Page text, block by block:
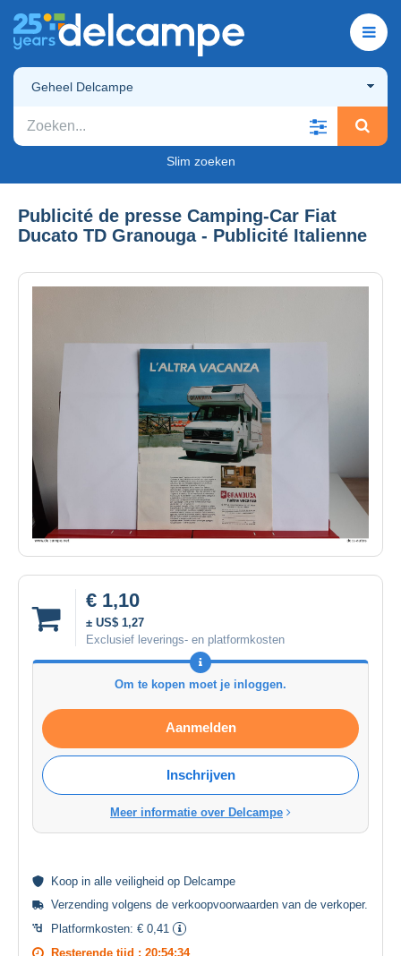
Geheel Delcampe
Slim zoeken
Publicité de presse Camping-Car Fiat
Ducato TD Granouga - Publicité Italienne
€ 1,10
± US$ 1,27
Exclusief leverings- en platformkosten
Om te kopen moet je inloggen.
Aanmelden
Inschrijven
Meer informatie over Delcampe
Koop in alle veiligheid op Delcampe
Verzending volgens de verkoopvoorwaarden van de verkoper.
Platformkosten: € 0,41
Resterende tijd : 20:54:33